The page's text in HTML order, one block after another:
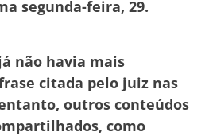
segunda-feira, 29.
não havia mais
citada pelo juiz nas
outros conteúdos
como